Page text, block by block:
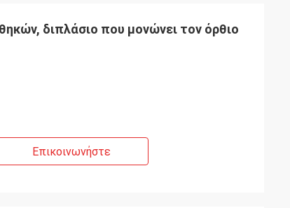
διπλάσιο που μονώνει τον όρθιο
Επικοινωνήστε